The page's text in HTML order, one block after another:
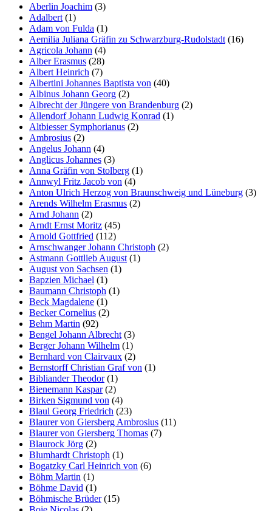
Aberlin Joachim (3)
Adalbert (1)
Adam von Fulda (1)
Aemilia Juliana Gräfin zu Schwarzburg-Rudolstadt (16)
Agricola Johann (4)
Alber Erasmus (28)
Albert Heinrich (7)
Albertini Johannes Baptista von (40)
Albinus Johann Georg (2)
Albrecht der Jüngere von Brandenburg (2)
Allendorf Johann Ludwig Konrad (1)
Altbiesser Symphorianus (2)
Ambrosius (2)
Angelus Johann (4)
Anglicus Johannes (3)
Anna Gräfin von Stolberg (1)
Annwyl Fritz Jacob von (4)
Anton Ulrich Herzog von Braunschweig und Lüneburg (3)
Arends Wilhelm Erasmus (2)
Arnd Johann (2)
Arndt Ernst Moritz (45)
Arnold Gottfried (112)
Arnschwanger Johann Christoph (2)
Astmann Gottlieb August (1)
August von Sachsen (1)
Bapzien Michael (1)
Baumann Christoph (1)
Beck Magdalene (1)
Becker Cornelius (2)
Behm Martin (92)
Bengel Johann Albrecht (3)
Berger Johann Wilhelm (1)
Bernhard von Clairvaux (2)
Bernstorff Christian Graf von (1)
Bibliander Theodor(1)
Bienemann Kaspar(2)
Birken Sigmund von (4)
Blaul Georg Friedrich (23)
Blaurer von Giersberg Ambrosius (11)
Blaurer von Giersberg Thomas (7)
Blaurock Jörg (2)
Blumhardt Christoph (1)
Bogatzky Carl Heinrich von (6)
Böhm Martin (1)
Böhme David (1)
Böhmische Brüder(15)